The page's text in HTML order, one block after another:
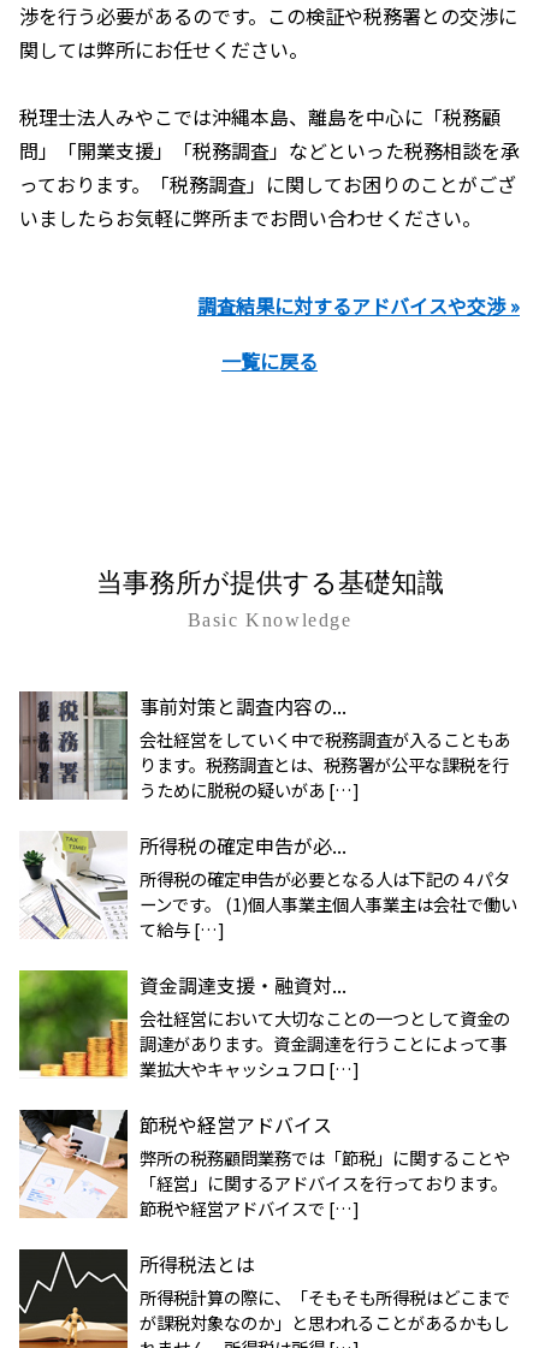
渉を行う必要があるのです。この検証や税務署との交渉に
関しては弊所にお任せください。
税理士法人みやこでは沖縄本島、離島を中心に「税務顧
問」「開業支援」「税務調査」などといった税務相談を承
っております。「税務調査」に関してお困りのことがござ
いましたらお気軽に弊所までお問い合わせください。
調査結果に対するアドバイスや交渉 »
一覧に戻る
当事務所が提供する基礎知識
Basic Knowledge
事前対策と調査内容の...
会社経営をしていく中で税務調査が入ることもあ
ります。税務調査とは、税務署が公平な課税を行
うために脱税の疑いがあ […]
所得税の確定申告が必...
所得税の確定申告が必要となる人は下記の４パタ
ーンです。 (1)個人事業主個人事業主は会社で働い
て給与 […]
資金調達支援・融資対...
会社経営において大切なことの一つとして資金の
調達があります。資金調達を行うことによって事
業拡大やキャッシュフロ […]
節税や経営アドバイス
弊所の税務顧問業務では「節税」に関することや
「経営」に関するアドバイスを行っております。
節税や経営アドバイスで […]
所得税法とは
所得税計算の際に、「そもそも所得税はどこまで
が課税対象なのか」と思われることがあるかもし